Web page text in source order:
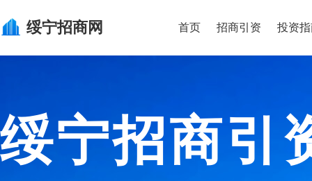
绥宁招商网 首页 招商引资 投资
绥宁招商引